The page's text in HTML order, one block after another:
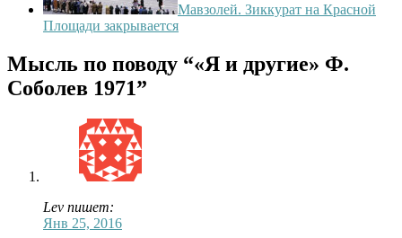
Мавзолей. Зиккурат на Красной
Площади закрывается
Мысль по поводу “«Я и другие» Ф.
Соболев 1971”
Lev пишет:
Янв 25, 2016